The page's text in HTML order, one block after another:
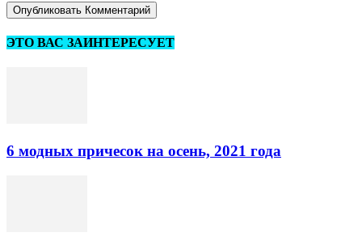
ЭТО ВАС ЗАИНТЕРЕСУЕТ
6 модных причесок на осень, 2021 года